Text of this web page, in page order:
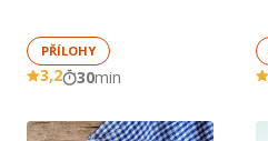
PŘÍLOHY
3,2 30min